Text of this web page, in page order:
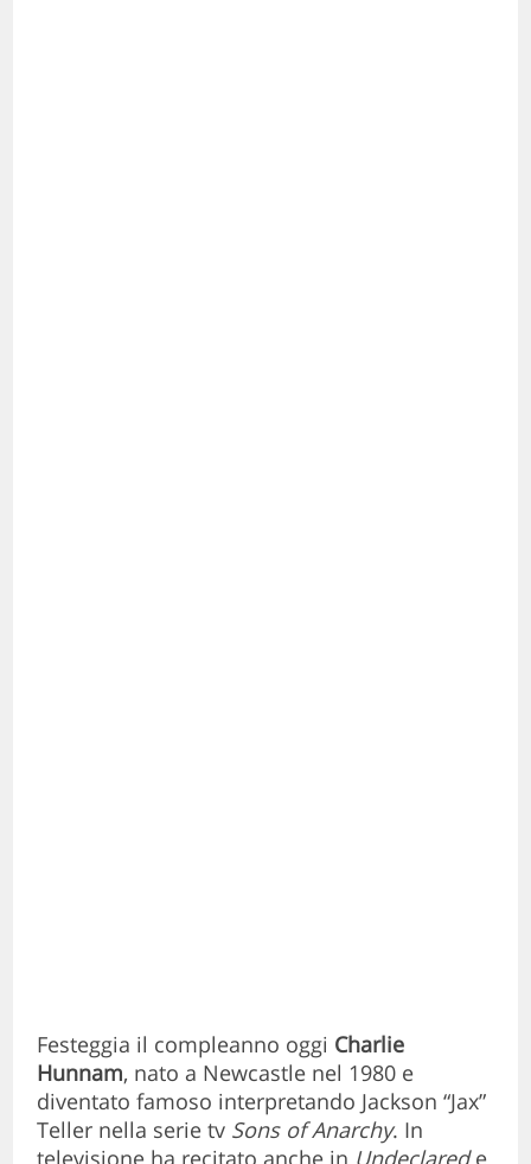
Festeggia il compleanno oggi Charlie
Hunnam, nato a Newcastle nel 1980 e
diventato famoso interpretando Jackson “Jax”
Teller nella serie tv Sons of Anarchy. In
televisione ha recitato anche in Undeclarede